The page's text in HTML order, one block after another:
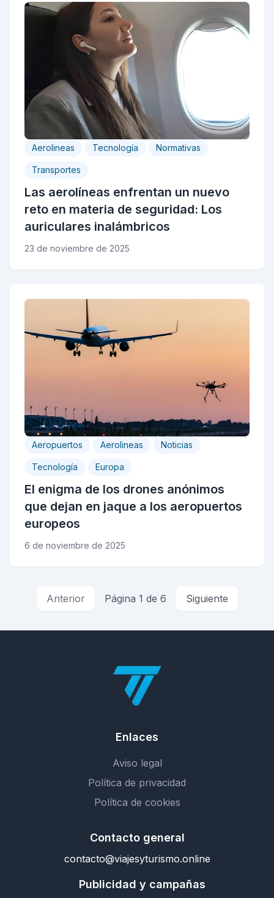
Aerolineas Tecnología Normativas
Transportes
Las aerolíneas enfrentan un nuevo
reto en materia de seguridad: Los
auriculares inalámbricos
23 de noviembre de 2025
Aeropuertos Aerolineas Noticias
Tecnología Europa
El enigma de los drones anónimos
que dejan en jaque a los aeropuertos
europeos
6 de noviembre de 2025
Anterior Página 1 de 6 Siguiente
Enlaces
Aviso legal
Política de privacidad
Política de cookies
Contacto general
contacto@viajesyturismo.online
Publicidad y campañas